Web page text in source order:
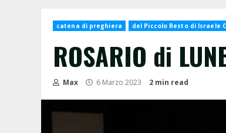
catena di preghiera del Piccolo Resto di Israele
ROSARIO di
Max 6 Marzo 2023 2 min read